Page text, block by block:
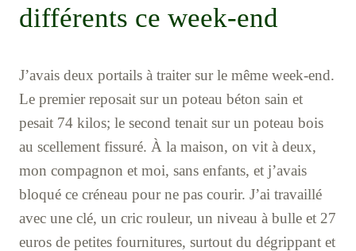
différents ce week-end
J’avais deux portails à traiter sur le même week-end.
Le premier reposait sur un poteau béton sain et
pesait 74 kilos; le second tenait sur un poteau bois
au scellement fissuré. À la maison, on vit à deux,
mon compagnon et moi, sans enfants, et j’avais
bloqué ce créneau pour ne pas courir. J’ai travaillé
avec une clé, un cric rouleur, un niveau à bulle et 27
euros de petites fournitures, surtout du dégrippant et